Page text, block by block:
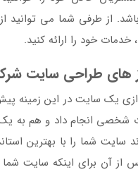
از طرفی شما می توانید از
خدمات خود را ارائه کنید.
های طراحی سایت
یک سایت در این زمینه
انجام داد و هم به یک
سایت شما را با بهترین
از آن برای اینکه سایت شما